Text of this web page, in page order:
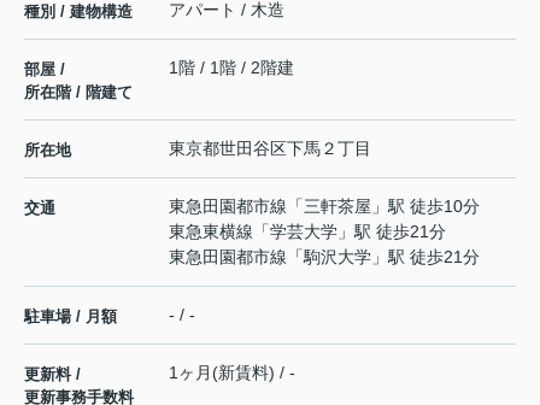
種別 / 建物構造 アパート / 木造
部屋 /
所在階 / 階建て
1階 / 1階 / 2階建
所在地 東京都世田谷区下馬２丁目
交通 東急田園都市線 「三軒茶屋 」駅 徒歩10分
東急東横線 「学芸大学 」駅 徒歩21分
東急田園都市線 「駒沢大学 」駅 徒歩21分
駐車場 / 月額 - / -
更新料 /
更新事務手数料
1ヶ月(新賃料) / -